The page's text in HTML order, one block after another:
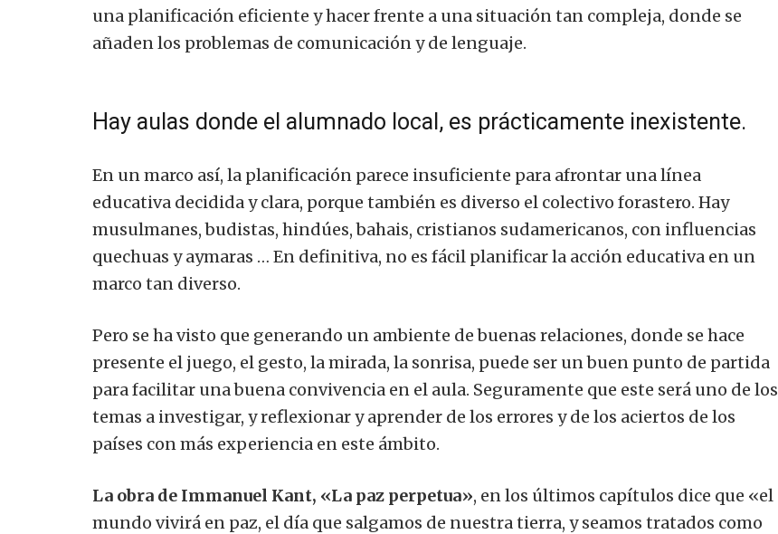
una planificación eficiente y hacer frente a una situación tan compleja, donde se
añaden los problemas de comunicación y de lenguaje.
Hay aulas donde el alumnado local, es prácticamente inexistente.
En un marco así, la planificación parece insuficiente para afrontar una línea
educativa decidida y clara, porque también es diverso el colectivo forastero. Hay
musulmanes, budistas, hindúes, bahais, cristianos sudamericanos, con influencias
quechuas y aymaras … En definitiva, no es fácil planificar la acción educativa en un
marco tan diverso.
Pero se ha visto que generando un ambiente de buenas relaciones, donde se hace
presente el juego, el gesto, la mirada, la sonrisa, puede ser un buen punto de partida
para facilitar una buena convivencia en el aula. Seguramente que este será uno de los
temas a investigar, y reflexionar y aprender de los errores y de los aciertos de los
países con más experiencia en este ámbito.
La obra de Immanuel Kant, «La paz perpetua», en los últimos capítulos dice que «el
mundo vivirá en paz, el día que salgamos de nuestra tierra, y seamos tratados como